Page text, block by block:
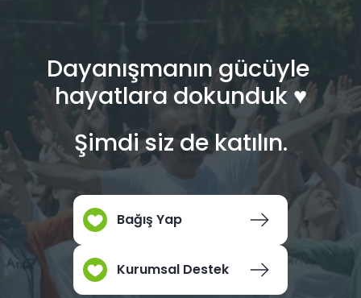
Dayanışmanın gücüyle
hayatlara dokunduk ♥︎
Şimdi siz de katılın.
Bağış Yap
Kurumsal Destek